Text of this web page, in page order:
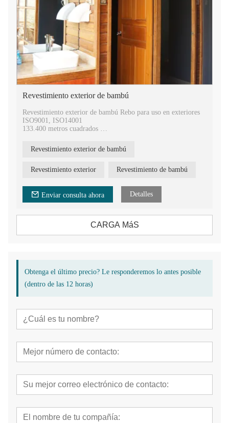
Revestimiento exterior de bambú
Revestimiento exterior de bambú Rebo para uso en exteriores
ISO9001, ISO14001
133.400 metros cuadrados
9 patentes de invención nacionales y 77 patentes de modelo de
utilidad
Revestimiento exterior de bambú
Revestimiento exterior Revestimiento de bambú
Enviar consulta ahora Detalles
CARGA MáS
Obtenga el último precio? Le responderemos lo antes posible
(dentro de las 12 horas)